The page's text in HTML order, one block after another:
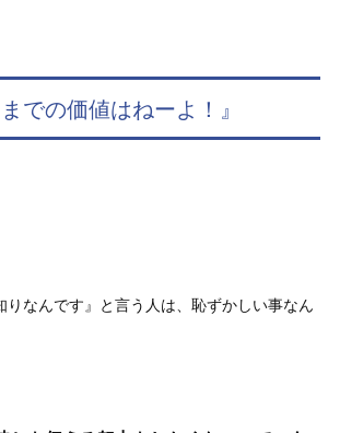
での価値はねーよ！』
りなんです』と言う人は、恥ずかしい事なん